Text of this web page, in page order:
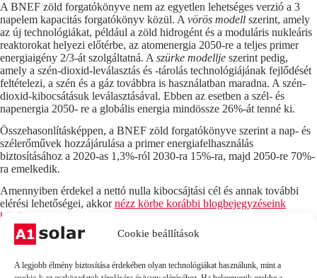
Cookie beállítások
A legjobb élmény biztosítása érdekében olyan technológiákat használunk, mint a
A BNEF zöld forgatókönyve nem az egyetlen lehetséges verzió a 3
napelem kapacitás forgatókönyv közül. A vörös modell szerint, amely
az új technológiákat, például a zöld hidrogént és a moduláris nukleáris
reaktorokat helyezi előtérbe, az atomenergia 2050-re a teljes primer
energiaigény 2/3-át szolgáltatná. A szürke modellje szerint pedig,
amely a szén-dioxid-leválasztás és -tárolás technológiájának fejlődését
feltételezi, a szén és a gáz továbbra is használatban maradna. A szén-
dioxid-kibocsátásuk leválasztásával. Ebben az esetben a szél- és
napenergia 2050- re a globális energia mindössze 26%-át tenné ki.
Összehasonlításképpen, a BNEF zöld forgatókönyve szerint a nap- és
szélerőművek hozzájárulása a primer energiafelhasználás
biztosításához a 2020-as 1,3%-ról 2030-ra 15%-ra, majd 2050-re 70%-
ra emelkedik.
Amennyiben érdekel a nettó nulla kibocsájtási cél és annak további
elérési lehetőségei, akkornézz körbe korábbi blogbejegyzéseink
között
Forrás:https://www.pv-tech.org/bnef-net-zero-could-require-455gw-
2050/